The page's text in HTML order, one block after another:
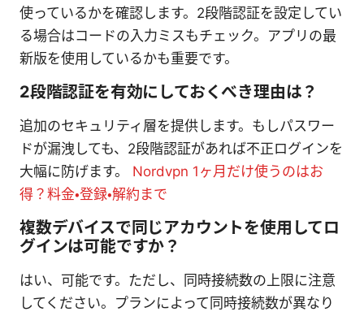
使っているかを確認します。2段階認証を設定してい
る場合はコードの入力ミスもチェック。アプリの最
新版を使用しているかも重要です。
2段階認証を有効にしておくべき理由は？
追加のセキュリティ層を提供します。もしパスワー
ドが漏洩しても、2段階認証があれば不正ログインを
大幅に防げます。 Nordvpn 1ヶ月だけ使うのはお
得？料金・登録・解約まで
複数デバイスで同じアカウントを使用してロ
グインは可能ですか？
はい、可能です。ただし、同時接続数の上限に注意
してください。プランによって同時接続数が異なり